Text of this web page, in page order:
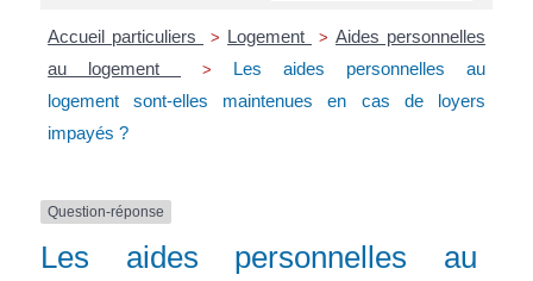
Accueil particuliers > Logement > Aides personnelles
au logement
>
Les aides personnelles au
logement sont-elles maintenues en cas de loyers
impayés ?
Question-réponse
Les aides personnelles au